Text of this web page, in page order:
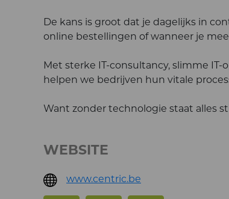
De kans is groot dat je dagelijks in
online bestellingen of wanneer je
Met sterke IT-consultancy, slimme
helpen we bedrijven hun vitale
Want zonder technologie staat alles
WEBSITE
www.centric.be